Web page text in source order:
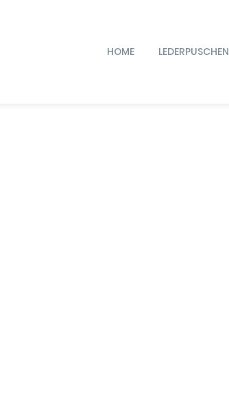
HOME LEDERPUSCHEN